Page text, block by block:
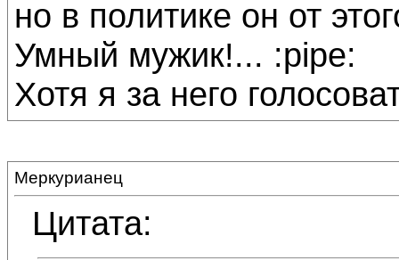
но в политике он от
Умный мужик!... :pipe:
Хотя я за него
Меркурианец
Цитата: